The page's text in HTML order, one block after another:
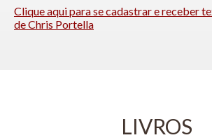
Clique aqui para se cadastrar e receber
de Chris Portella
LIVROS